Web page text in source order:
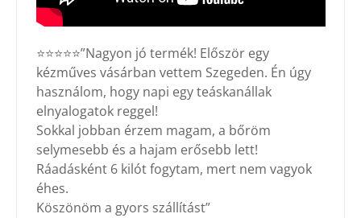
⭐⭐⭐⭐⭐”Nagyon jó termék! Először egy
kézműves vásárban vettem Szegeden. Én úgy
használom, hogy napi egy teáskanállak
elnyalogatok reggel!
Sokkal jobban érzem magam, a bőröm
selymesebb és a hajam erősebb lett!
Ráadásként 6 kilót fogytam, mert nem vagyok
éhes.
Köszönöm a gyors szállítást”